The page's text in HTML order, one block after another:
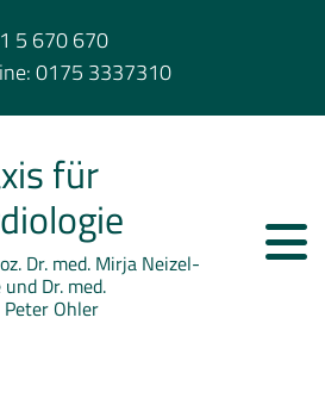
5 670 670
0175 3337310
für
Dr. med. Mirja Neizel-
Dr. med.
Peter Ohler